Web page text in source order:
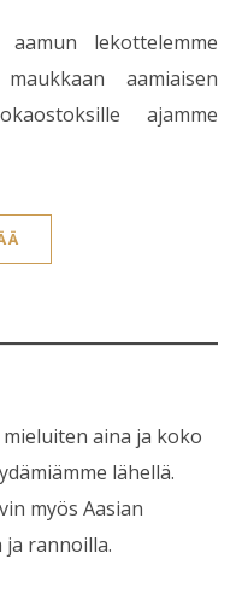
aamiaisen
ajamme
aina ja koko
lähellä.
myös Aasian
rannoilla.